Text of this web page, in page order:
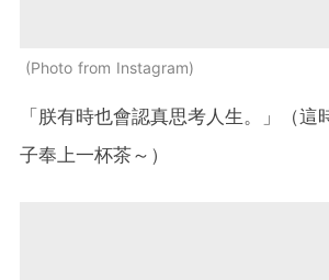
Photo from Instagram
「朕有時也會認真思考人生。」（這
子奉上一杯茶～）